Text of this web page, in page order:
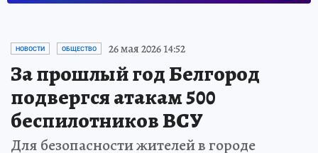
НОВОСТИ ОБЩЕСТВО 26 мая 2026 14:52
За прошлый год Белгород
подвергся атакам 500
беспилотников ВСУ
Для безопасности жителей в городе